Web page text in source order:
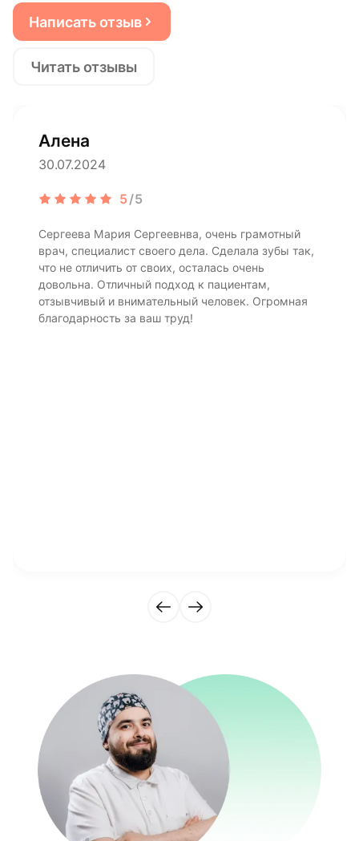
Написать отзыв
Читать отзывы
Алена
30.07.2024
5/5
Сергеева Мария Сергеевнва, очень грамотный
врач, специалист своего дела. Сделала зубы так,
что не отличить от своих, осталась очень
довольна. Отличный подход к пациентам,
отзывчивый и внимательный человек. Огромная
благодарность за ваш труд!